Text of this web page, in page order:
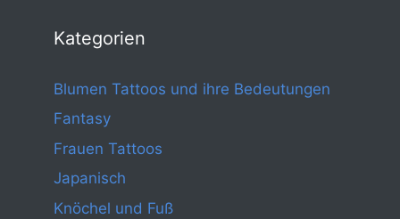
Kategorien
Blumen Tattoos und ihre Bedeutungen
Fantasy
Frauen Tattoos
Japanisch
Knöchel und Fuß